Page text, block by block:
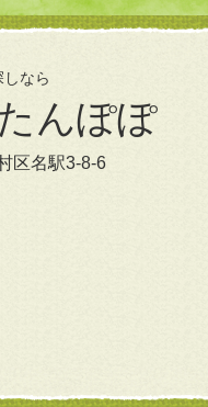
なら
んぽぽ
区名駅3-8-6